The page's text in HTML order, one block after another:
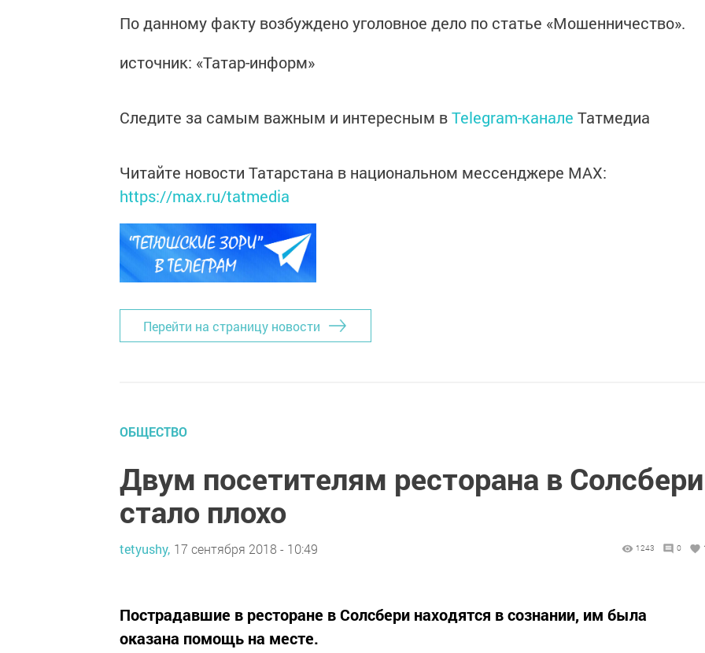
По данному факту возбуждено уголовное дело по статье «Мошенничество».
источник: «Татар-информ»
Следите за самым важным и интересным вTelegram-канале Татмедиа
Читайте новости Татарстана в национальном мессенджере MАХ:
https://max.ru/tatmedia
Перейти на страницу новости
ОБЩЕСТВО
Двум посетителям ресторана в Солсбери
стало плохо
tetyushy, 17 сентября 2018 - 10:49 1243 0
Пострадавшие в ресторане в Солсбери находятся в сознании, им была
оказана помощь на месте.